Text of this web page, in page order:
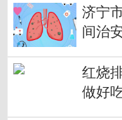
济宁
间治
红烧
做好